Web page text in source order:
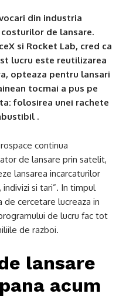
din industria
de lansare.
si Rocket Lab, cred ca
lucru este reutilizarea
opteaza pentru lansari
tocmai a pus pe
folosirea unei rachete
.
continua
de lansare prin satelit,
lansarea incarcaturilor
si tari”. In timpul
de cercetare lucreaza in
de lucru fac tot
de razboi.
lansare
acum